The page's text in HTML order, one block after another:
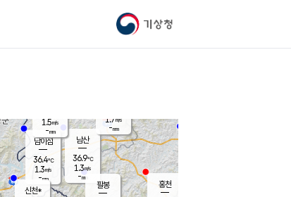
기상청
남이섬
36.4℃
1.3m/s
-mm
남산
36.9℃
1.3m/s
-mm
팔봉
1.5m/s
-mm
신천*
홍천
1.7 m/s
-mm